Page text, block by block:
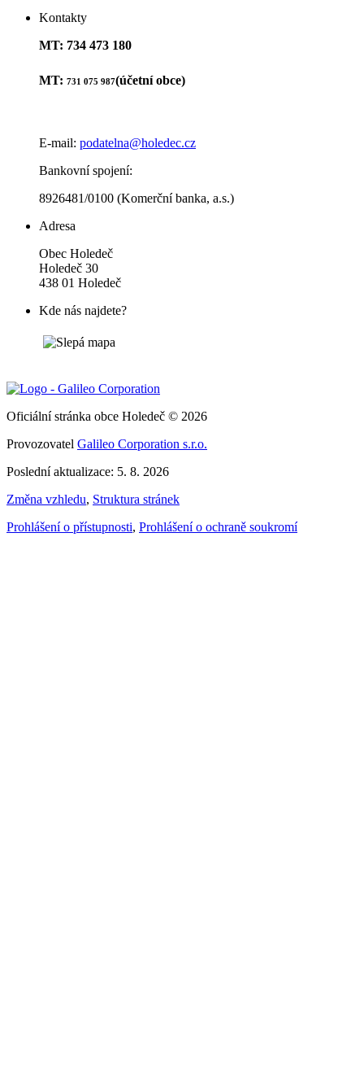
Kontakty
MT: 734 473 180
MT: 731 075 987(účetní obce)
E-mail: podatelna@holedec.cz
Bankovní spojení:
8926481/0100 (Komerční banka, a.s.)
Adresa
Obec Holedeč
Holedeč 30
438 01 Holedeč
Kde nás najdete?
Oficiální stránka obce Holedeč © 2026
Provozovatel Galileo Corporation s.r.o.
Poslední aktualizace: 5. 8. 2026
Změna vzhledu, Struktura stránek
Prohlášení o přístupnosti, Prohlášení o ochraně soukromí